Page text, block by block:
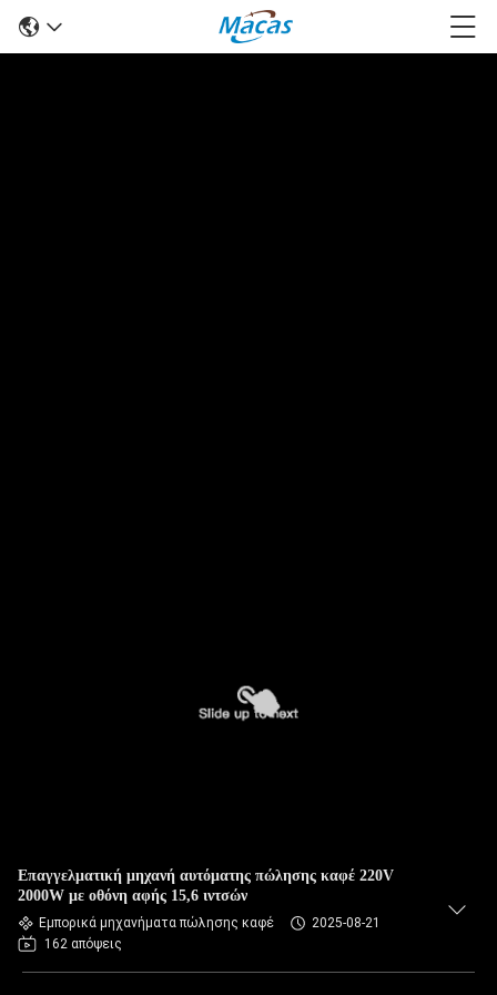
Επαγγελματική μηχανή αυτόματης πώλησης καφέ 220V
2000W με οθόνη αφής 15,6 ιντσών
Εμπορικά μηχανήματα πώλησης καφέ
2025-08-21
162 απόψεις